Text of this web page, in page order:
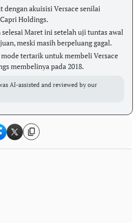
dengan akuisisi Versace senilai
Holdings.
Maret ini setelah uji tuntas awal
meski masih berpeluang gagal.
tertarik untuk membeli Versace
membelinya pada 2018.
AI-assisted and reviewed by our